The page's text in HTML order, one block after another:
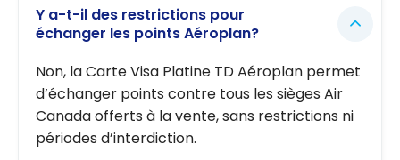
Y a-t-il des restrictions pour
échanger les points Aéroplan?
Non, la Carte Visa Platine TD Aéroplan permet
d’échanger points contre tous les sièges Air
Canada offerts à la vente, sans restrictions ni
périodes d’interdiction.